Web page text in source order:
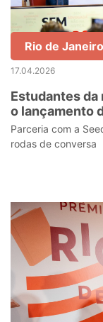
Rio de Janeiro
17.04.2026
Estudantes da
o lançamento
Combate à
Parceria com a
rodas de conversa